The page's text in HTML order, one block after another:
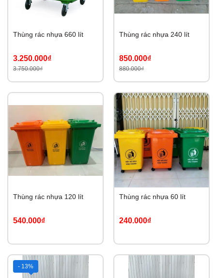
Thùng rác nhựa 660 lít
3.250.000₫
3.750.000₫
Thùng rác nhựa 240 lít
850.000₫
880.000₫
Thùng rác nhựa 120 lít
540.000₫
Thùng rác nhựa 60 lít
240.000₫
- 13%